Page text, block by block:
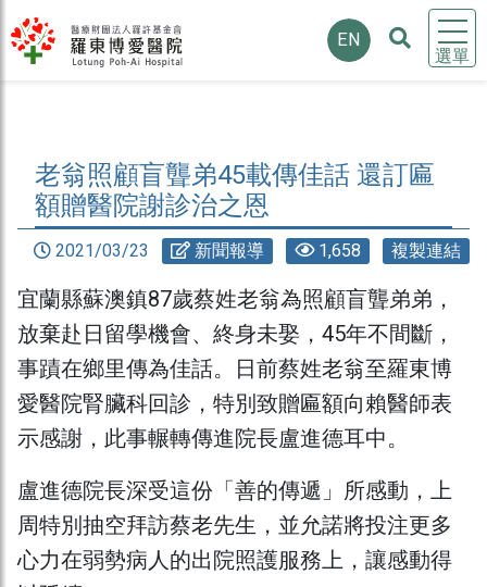
選單
EN
老翁照顧盲聾弟45載傳佳話 還訂匾
額贈醫院謝診治之恩
2021/03/23 新聞報導 1,658 複製連結
宜蘭縣蘇澳鎮87歲蔡姓老翁為照顧盲聾弟弟，
放棄赴日留學機會、終身未娶，45年不間斷，
事蹟在鄉里傳為佳話。日前蔡姓老翁至羅東博
愛醫院腎臟科回診，特別致贈匾額向賴醫師表
示感謝，此事輾轉傳進院長盧進德耳中。
盧進德院長深受這份「善的傳遞」所感動，上
周特別抽空拜訪蔡老先生，並允諾將投注更多
心力在弱勢病人的出院照護服務上，讓感動得